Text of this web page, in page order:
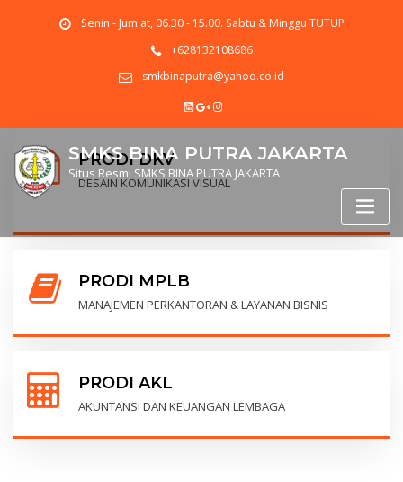
Senin - Jum'at, 06.30 - 15.00. Sabtu & Minggu TUTUP
+628132108686
smkbinaputra@yahoo.co.id
SMKS BINA PUTRA JAKARTA
Situs Resmi SMKS BINA PUTRA JAKARTA
PRODI DKV
DESAIN KOMUNIKASI VISUAL
PRODI MPLB
MANAJEMEN PERKANTORAN & LAYANAN BISNIS
PRODI AKL
AKUNTANSI DAN KEUANGAN LEMBAGA